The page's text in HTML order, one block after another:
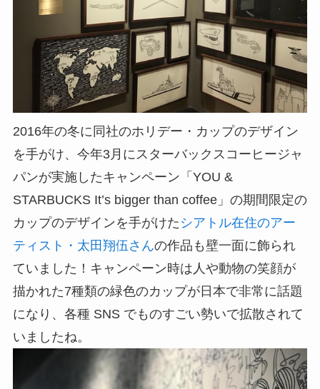
2016年の冬に同社のホリデー・カップのデザイン
を手がけ、今年3月にスターバックスコーヒージャ
パンが実施したキャンペーン「YOU &
STARBUCKS It’s bigger than coffee」の期間限定の
カップのデザインを手がけた シアトル在住のアー
ティスト・太田翔伍さんの作品も壁一面に飾られ
ていました！キャンペーン時は人や動物の笑顔が
描かれた7種類の緑色のカップが日本で非常に話題
になり、各種 SNS でものすごい勢いで拡散されて
いましたね。